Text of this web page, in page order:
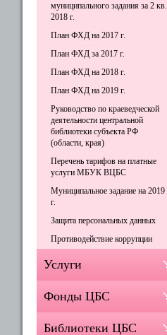
муниципального задания за 2 кв.
2018 г.
План ФХД на 2017 г.
План ФХД за 2017 г.
План ФХД на 2018 г.
План ФХД на 2019 г.
Руководство по краеведческой
деятельности центральной
библиотеки субъекта РФ
(области, края)
Перечень тарифов на платные
услуги МБУК ВЦБС
Муниципальное задание на 2019
г.
Защита персональных данных
Противодействие коррупции
Услуги
Фонды ЦБС
Библиотеки ЦБС